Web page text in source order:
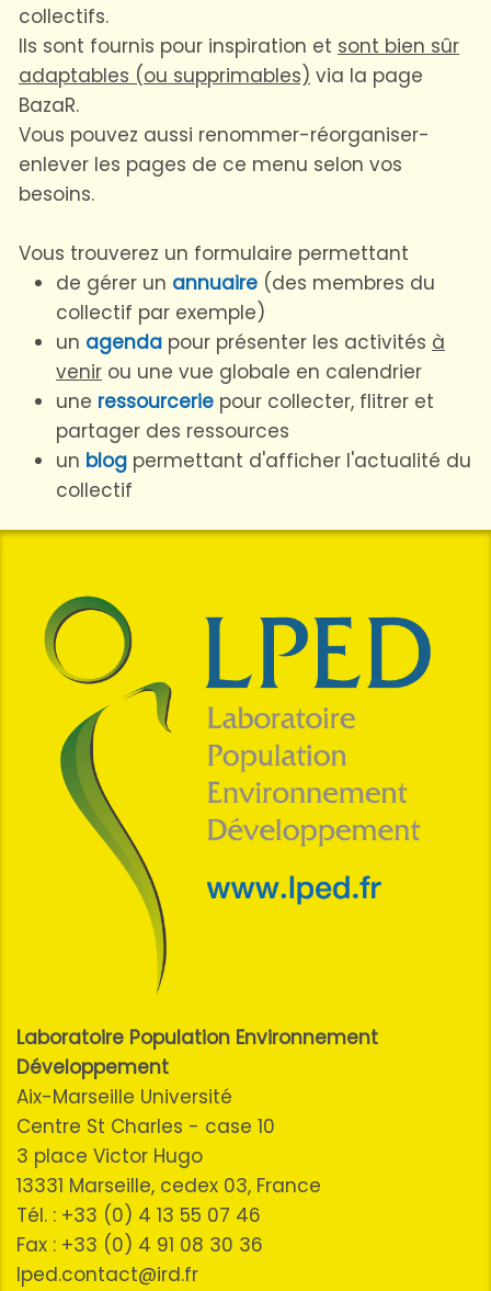
collectifs.
Ils sont fournis pour inspiration et sont bien sûr
adaptables (ou supprimables) via la page
BazaR.
Vous pouvez aussi renommer-réorganiser-
enlever les pages de ce menu selon vos
besoins.
Vous trouverez un formulaire permettant
de gérer un annuaire (des membres du
collectif par exemple)
un agenda pour présenter les activités à
venir ou une vue globale en calendrier
une ressourcerie pour collecter, flitrer et
partager des ressources
un blog permettant d'afficher l'actualité du
collectif
Laboratoire Population Environnement
Développement
Aix-Marseille Université
Centre St Charles - case 10
3 place Victor Hugo
13331 Marseille, cedex 03, France
Tél. : +33 (0) 4 13 55 07 46
Fax : +33 (0) 4 91 08 30 36
lped.contact@ird.fr